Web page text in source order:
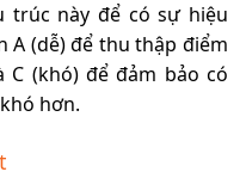
trúc này để có sự hiệu
A (dễ) để thu thập điểm
C (khó) để đảm bảo có
hơn.